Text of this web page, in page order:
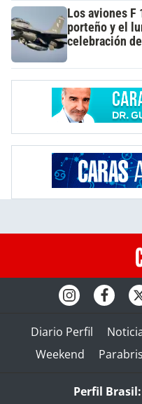
Los aviones
porteño y el
celebración
Diario Perfil
Weekend
Perfil Brasil: